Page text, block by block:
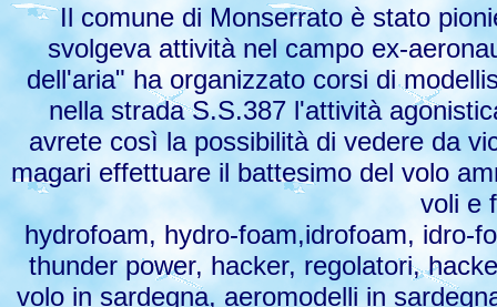
Il comune di Monserrato è stato
svolgeva attività nel campo ex-
dell'aria" ha organizzato corsi di
nella strada S.S.387 l'attività
avrete così la possibilità di vedere da
magari effettuare il battesimo del volo
voli e
hydrofoam, hydro-foam,idrofoam, idro-
thunder power, hacker, regolatori,
volo in sardegna, aeromodelli in